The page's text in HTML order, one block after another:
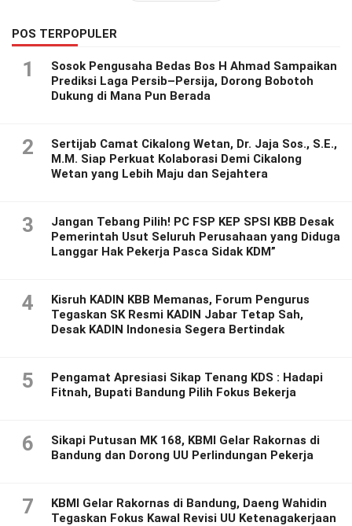
POS TERPOPULER
1
Sosok Pengusaha Bedas Bos H Ahmad Sampaikan
Prediksi Laga Persib–Persija, Dorong Bobotoh
Dukung di Mana Pun Berada
2
Sertijab Camat Cikalong Wetan, Dr. Jaja Sos., S.E.,
M.M. Siap Perkuat Kolaborasi Demi Cikalong
Wetan yang Lebih Maju dan Sejahtera
3
Jangan Tebang Pilih! PC FSP KEP SPSI KBB Desak
Pemerintah Usut Seluruh Perusahaan yang Diduga
Langgar Hak Pekerja Pasca Sidak KDM”
4
Kisruh KADIN KBB Memanas, Forum Pengurus
Tegaskan SK Resmi KADIN Jabar Tetap Sah,
Desak KADIN Indonesia Segera Bertindak
5
Pengamat Apresiasi Sikap Tenang KDS : Hadapi
Fitnah, Bupati Bandung Pilih Fokus Bekerja
6
Sikapi Putusan MK 168, KBMI Gelar Rakornas di
Bandung dan Dorong UU Perlindungan Pekerja
7
KBMI Gelar Rakornas di Bandung, Daeng Wahidin
Tegaskan Fokus Kawal Revisi UU Ketenagakerjaan